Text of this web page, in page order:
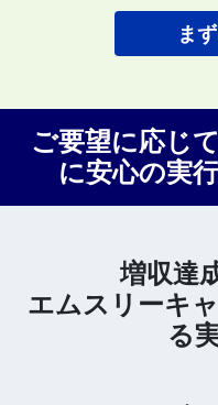
ま
ご要望に応じ
に安心の実
増収達
エムスリーキ
る